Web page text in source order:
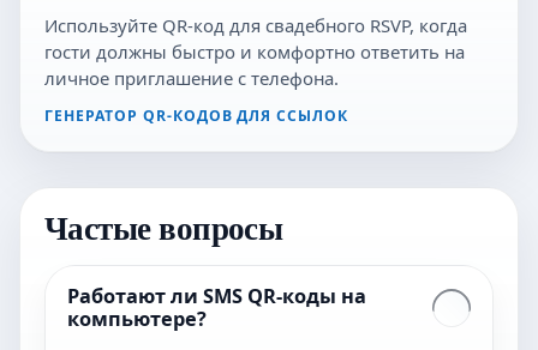
Используйте QR-код для свадебного RSVP, когда
гости должны быстро и комфортно ответить на
личное приглашение с телефона.
ГЕНЕРАТОР QR-КОДОВ ДЛЯ ССЫЛОК
Частые вопросы
Работают ли SMS QR-коды на
компьютере?